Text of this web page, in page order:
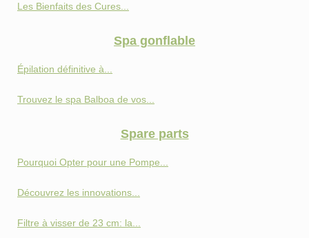
Les Bienfaits des Cures...
Spa gonflable
Épilation définitive à...
Trouvez le spa Balboa de vos...
Spare parts
Pourquoi Opter pour une Pompe...
Découvrez les innovations...
Filtre à visser de 23 cm: la...